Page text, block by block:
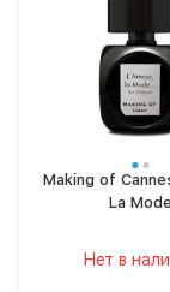
Making of
La
Нет в